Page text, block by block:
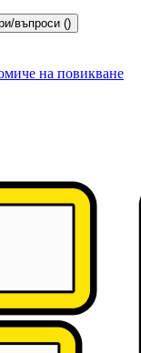
въпроси ()
на повикване